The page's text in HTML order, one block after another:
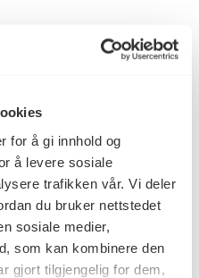
for å gi innhold og
å levere sosiale
trafikken vår. Vi deler
du bruker nettstedet
sosiale medier,
som kan kombinere den
gjort tilgjengelig for dem,